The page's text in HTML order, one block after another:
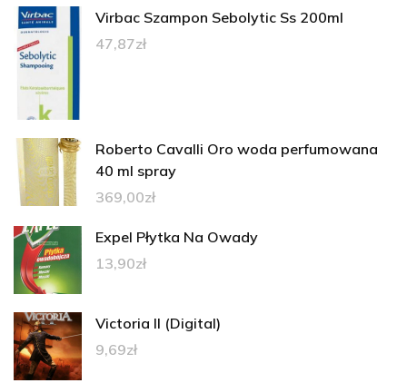
Virbac Szampon Sebolytic Ss 200ml
47,87zł
Roberto Cavalli Oro woda perfumowana
40 ml spray
369,00zł
Expel Płytka Na Owady
13,90zł
Victoria II (Digital)
9,69zł